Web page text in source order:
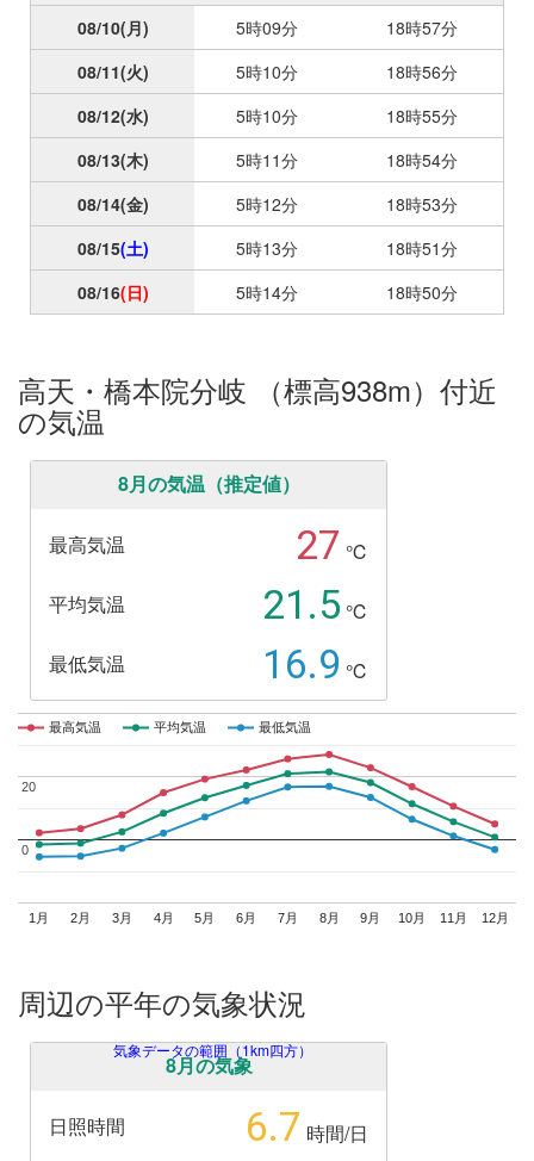
08/10(月) 5時09分
18時57分
08/11(火) 5時10分
18時56分
08/12(水) 5時10分
18時55分
08/13(木) 5時11分
18時54分
08/14(金) 5時12分
18時53分
08/15(土) 5時13分
18時51分
08/16(日) 5時14分 18時50分
高天・橋本院分岐 （標高938m）付近
の気温
8月の気温（推定値）
最高気温 27 ℃
平均気温
21.5 ℃
最低気温
16.9 ℃
1月 2月 3月 4月 5月 6月 7月 8月 9月 10月 11月 12月
0
0
20
20
最高気温
最高気温 平均気温
平均気温 最低気温
最低気温
周辺の平年の気象状況
8月の気象
日照時間 6.7 時間/日
気象データの範囲（1km四方）